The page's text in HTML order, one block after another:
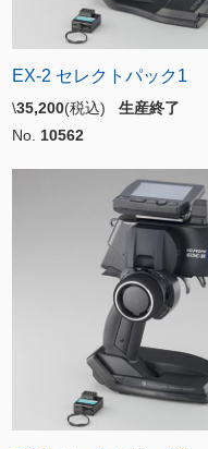
EX-2 セレクトパック1
\35,200(税込) 生産終了
No. 10562